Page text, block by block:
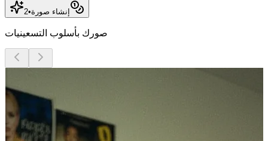
إنشاء صورة•
2
صورك بأسلوب التسعينيات